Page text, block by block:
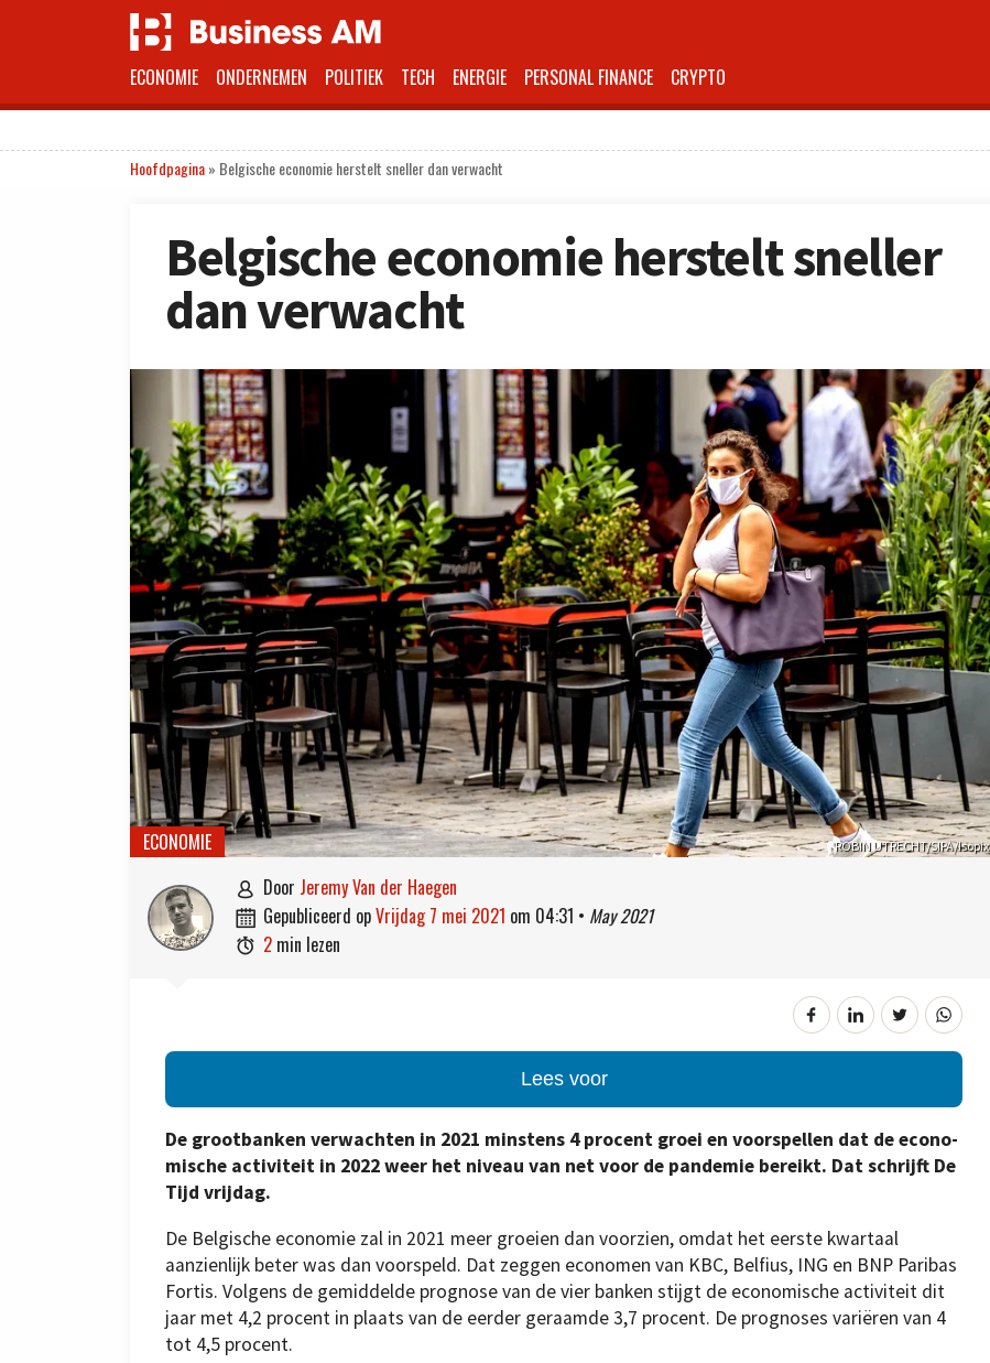
ECONOMIE ONDERNEMEN POLITIEK TECH ENERGIE PERSONAL FINANCE CRYPTO
Hoofdpagina» Belgische economie herstelt sneller dan verwacht
Belgische economie herstelt sneller
dan verwacht
ROBIN UTRECHT/SIPA/Isopix
ECONOMIE
 door Jeremy Van der Haegen
 gepubliceerd op vrijdag 7 mei 2021 om 04:31 • May 2021
 2 min lezen
Lees voor
De grootbanken verwachten in 2021 minstens 4 procent groei en voorspellen dat de econo­
mische activiteit in 2022 weer het niveau van net voor de pandemie bereikt. Dat schrijft De
Tijd vrijdag.
De Belgische economie zal in 2021 meer groeien dan voorzien, omdat het eerste kwartaal
aanzienlijk beter was dan voorspeld. Dat zeggen economen van KBC, Belfius, ING en BNP Paribas
Fortis. Volgens de gemiddelde prognose van de vier banken stijgt de economische activiteit dit
jaar met 4,2 procent in plaats van de eerder geraamde 3,7 procent. De prognoses variëren van 4
tot 4,5 procent.